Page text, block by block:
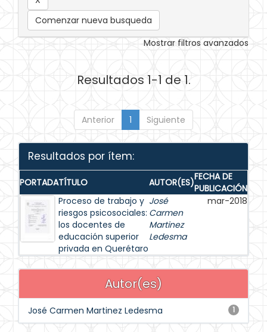
Comenzar nueva busqueda
Mostrar filtros avanzados
Resultados 1-1 de 1.
Anterior 1 Siguiente
Resultados por ítem:
PORTADATÍTULO AUTOR(ES)FECHA DE
PUBLICACIÓN
Proceso de trabajo y
riesgos psicosociales:
los docentes de
educación superior
privada en Querétaro
José
Carmen
Martinez
Ledesma
mar-2018
Autor(es)
1
José Carmen Martinez Ledesma